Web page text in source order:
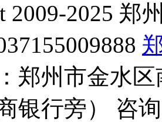
2009-2025 郑
郑州市金水
银行旁） 咨